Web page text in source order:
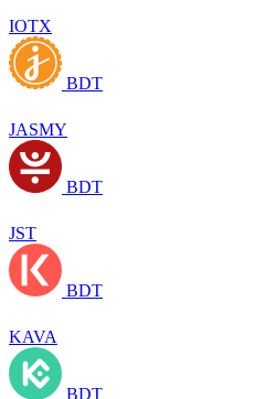
IOTX
BDT
JASMY
BDT
JST
BDT
KAVA
BDT